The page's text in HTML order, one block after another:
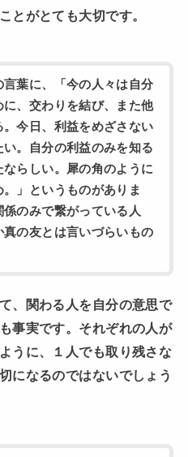
とがとても大切です。
言葉に、「今の人々は自分
に、交わりを結び、また他
。今日、利益をめざさない
い。自分の利益のみを知る
ならしい。犀の角のように
。」というものがありま
のみで繋がっている人
真の友とは言いづらいもの
、関わる人を自分の意思で
事実です。それぞれの人が
うに、１人でも取り残さな
になるのではないでしょう